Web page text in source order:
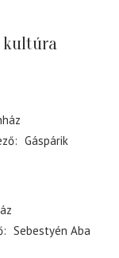
kultúra
Gáspárik
Sebestyén Aba